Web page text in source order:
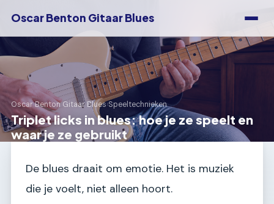
Oscar Benton Gitaar Blues
Oscar Benton Gitaar Blues›Speeltechnieken
Triplet licks in blues: hoe je ze speelt en
waar je ze gebruikt
De blues draait om emotie. Het is muziek
die je voelt, niet alleen hoort.